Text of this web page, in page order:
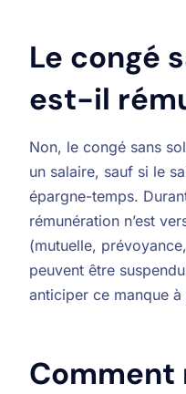
Le congé
est-il
Non, le congé sans
un salaire, sauf si le
épargne-temps.
rémunération n’est
(mutuelle,
peuvent être
anticiper ce manque
Comment